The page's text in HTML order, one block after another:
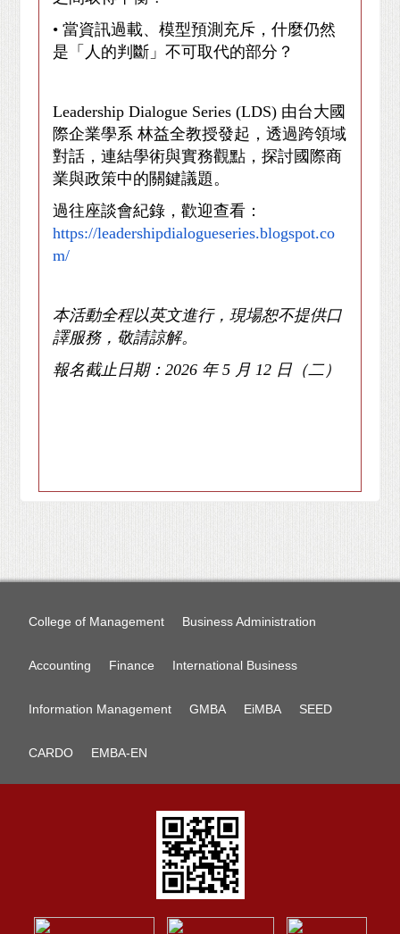
•當資訊過載、模型預測充斥，什麼仍然
是「人的判斷」不可取代的部分？
Leadership Dialogue Series (LDS) 由台大國
際企業學系 林益全教授發起，透過跨領域
對話，連結學術與實務觀點，探討國際商
業與政策中的關鍵議題。
過往座談會紀錄，歡迎查看：
https://leadershipdialogueseries.blogspot.co
m/
本活動全程以英文進行，現場恕不提供口
譯服務，敬請諒解。
報名截止日期：2026 年5 月 12 日（二）
College of Management Business Administration
Accounting Finance International Business
Information Management GMBA EiMBA SEED
CARDO EMBA-EN